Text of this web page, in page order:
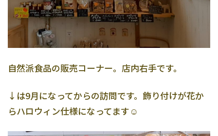
自然派食品の販売コーナー。店内右手です。
↓は9月になってからの訪問です。飾り付けが花か
らハロウィン仕様になってます☺